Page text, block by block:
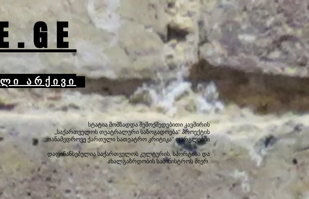
არქივი
სტატია მომზადდა შემოქმედებითი კავშირის
„საქართველოს თეატრალური საზოგადოება“ პროექტის
„თანამედროვე ქართული სათეატრო კრიტიკა“ ფარგლებში
დაფინანსებულია საქართველოს კულტურის, სპორტისა და
ახალგაზრდობის სამინისტროს მიერ.